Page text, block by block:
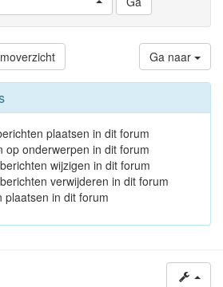
Ga naar
plaatsen in dit forum
op onderwerpen in dit forum
wijzigen in dit forum
verwijderen in dit forum
plaatsen in dit forum